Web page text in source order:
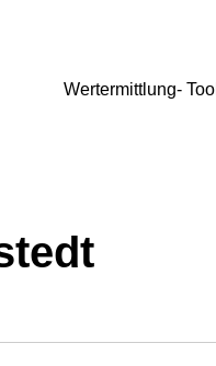
Wertermittlung- Tool